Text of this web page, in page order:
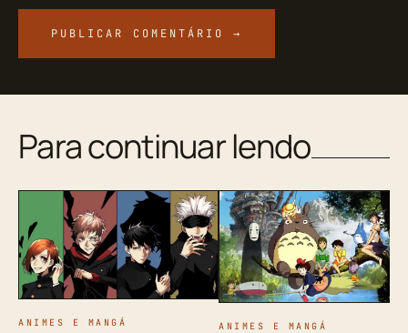
Para continuar lendo
ANIMES E MANGÁ ANIMES E MANGÁ